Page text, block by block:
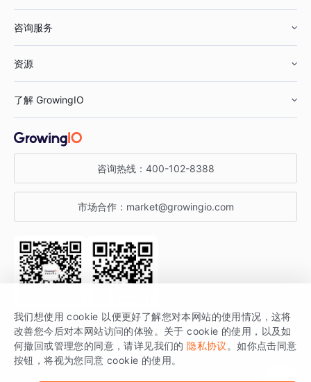
鞋服行业
汽车行业
金融行业
智能运营
获客分析
咨询服务
资源
增长公开课
增长博客
开发者文档
SDK 文档
场景指南
了解 GrowingIO
关于 GrowingIO
增长大会
行业活动
咨询热线： 400-102-8388
市场合作： market@growingio.com
关注公众号 获取更多干货
GrowingIO 是专注于数据智能分析与增长的品牌，核心平台为 GrowingIO
分析云。
我们想使用 cookie 以便更好了解您对本网站的使用情况，这将
改善您今后对本网站访问的体验。关于 cookie 的使用，以及如
何撤回或管理您的同意，请详见我们的 隐私协议 。如你点击同意
按钮，将视为您同意 cookie 的使用。